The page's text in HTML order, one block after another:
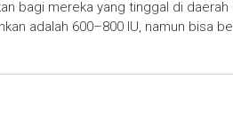
bagi mereka yang tinggal di daerah
adalah 600–800 IU, namun bisa